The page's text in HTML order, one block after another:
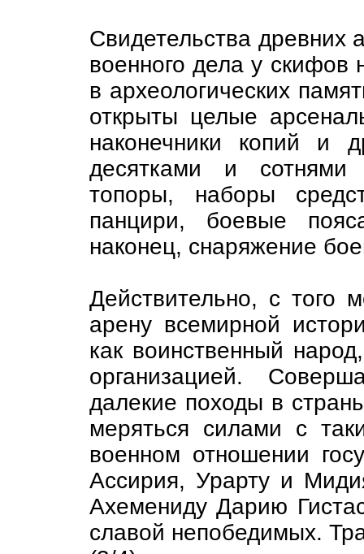
Свидетельства древних
военного дела у скифов
в археологических
открыты целые
наконечники копий и
десятками и сотнями
топоры, наборы
панцири, боевые
наконец, снаряжение
Действительно, с того
арену всемирной
как воинственный
организацией.
далекие походы в
меряться силами с
военном отношении
Ассирия, Урарту и
Ахемениду Дарию
славой непобедимых.